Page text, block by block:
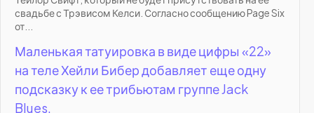
свадьбе с Трэвисом Келси. Согласно сообщению Page Six
от...
Маленькая татуировка в виде цифры «22»
на теле Хейли Бибер добавляет еще одну
подсказку к ее трибьютам группе Jack
Blues.